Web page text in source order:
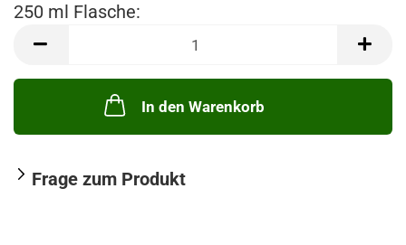
250 ml Flasche:
Flasche
In den Warenkorb
Frage zum Produkt